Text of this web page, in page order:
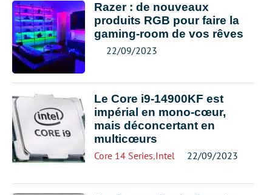
Razer : de nouveaux
produits RGB pour faire la
gaming-room de vos rêves
22/09/2023
Le Core i9-14900KF est
impérial en mono-cœur,
mais déconcertant en
multicœurs
Core 14 Series,Intel 22/09/2023